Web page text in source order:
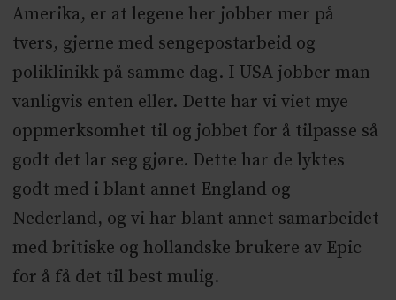
Amerika, er at legene her jobber mer på
tvers, gjerne med sengepostarbeid og
poliklinikk på samme dag. I USA jobber man
vanligvis enten eller. Dette har vi viet mye
oppmerksomhet til og jobbet for å tilpasse så
godt det lar seg gjøre. Dette har de lyktes
godt med i blant annet England og
Nederland, og vi har blant annet samarbeidet
med britiske og hollandske brukere av Epic
for å få det til best mulig.